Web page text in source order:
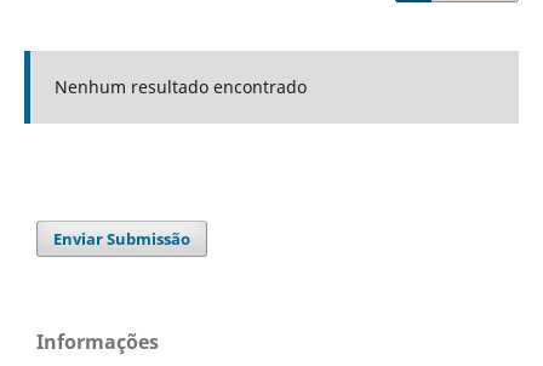
Nenhum resultado encontrado
Enviar Submissão
Informações